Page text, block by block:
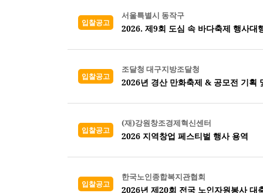
입찰공고
서울특별시 동작구
2026. 제9회 도심 속 바다축제 행사대
입찰공고
조달청 대구지방조달청
2026년 경산 만화축제 & 공모전 기획
입찰공고
(재)강원창조경제혁신센터
2026 지역창업 페스티벌 행사 용역
입찰공고
한국노인종합복지관협회
2026년 제20회 전국 노인자원봉사 대